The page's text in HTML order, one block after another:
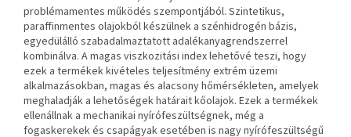
problémamentes működés szempontjából. Szintetikus,
paraffinmentes olajokból készülnek a szénhidrogén bázis,
egyedülálló szabadalmaztatott adalékanyagrendszerrel
kombinálva. A magas viszkozitási index lehetővé teszi, hogy
ezek a termékekkivételes teljesítmény extrém üzemi
alkalmazásokban, magas és alacsony hőmérsékleten, amelyek
meghaladják a lehetőségek határaitkőolajok. Ezek a termékek
ellenállnak a mechanikai nyírófeszültségnek, még a
fogaskerekek és csapágyak esetében is nagy nyírófeszültségű